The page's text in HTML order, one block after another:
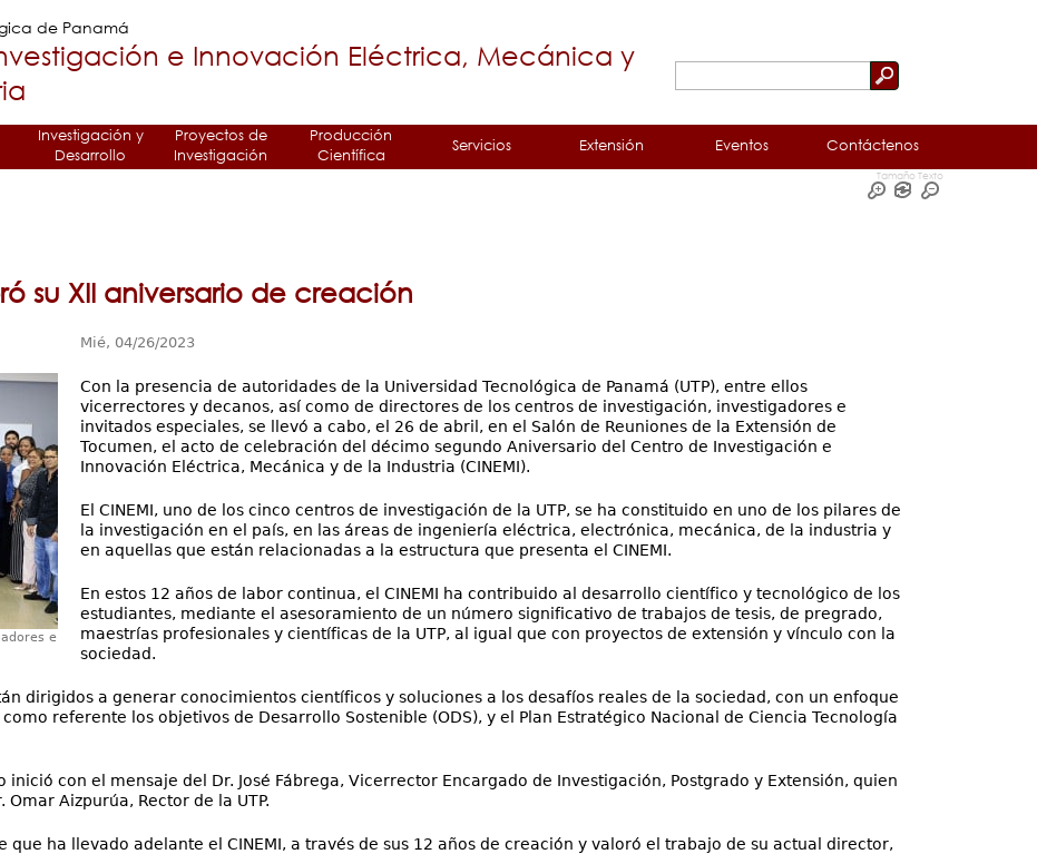
de Panamá
e Innovación Eléctrica, Mecánica y
Investigación y
Desarrollo
Proyectos de
Investigación
Producción
Científica
Servicios Extensión Eventos Contáctenos
Tamaño Texto
su XII aniversario de creación
e
Mié, 04/26/2023
Con la presencia de autoridades de la Universidad Tecnológica de Panamá (UTP), entre ellos
vicerrectores y decanos, así como de directores de los centros de investigación, investigadores e
invitados especiales, se llevó a cabo, el 26 de abril, en el Salón de Reuniones de la Extensión de
Tocumen, el acto de celebración del décimo segundo Aniversario del Centro de Investigación e
Innovación Eléctrica, Mecánica y de la Industria (CINEMI).
El CINEMI, uno de los cinco centros de investigación de la UTP, se ha constituido en uno de los pilares de
la investigación en el país, en las áreas de ingeniería eléctrica, electrónica, mecánica, de la industria y
en aquellas que están relacionadas a la estructura que presenta el CINEMI.
En estos 12 años de labor continua, el CINEMI ha contribuido al desarrollo científico y tecnológico de los
estudiantes, mediante el asesoramiento de un número significativo de trabajos de tesis, de pregrado,
maestrías profesionales y científicas de la UTP, al igual que con proyectos de extensión y vínculo con la
sociedad.
dirigidos a generar conocimientos científicos y soluciones a los desafíos reales de la sociedad, con un enfoque
referente los objetivos de Desarrollo Sostenible (ODS), y el Plan Estratégico Nacional de Ciencia Tecnología
con el mensaje del Dr. José Fábrega, Vicerrector Encargado de Investigación, Postgrado y Extensión, quien
Aizpurúa, Rector de la UTP.
que ha llevado adelante el CINEMI, a través de sus 12 años de creación y valoró el trabajo de su actual director,